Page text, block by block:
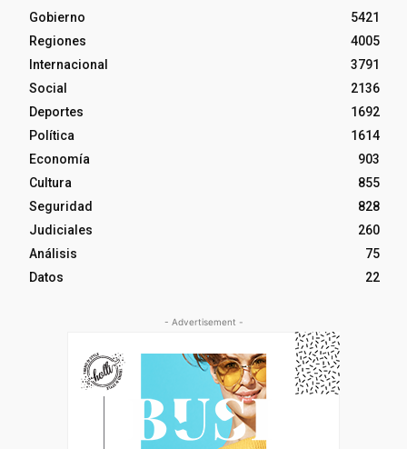
Gobierno
5421
Regiones
4005
Internacional
3791
Social
2136
Deportes
1692
Política
1614
Economía
903
Cultura
855
Seguridad
828
Judiciales
260
Análisis
75
Datos
22
- Advertisement -